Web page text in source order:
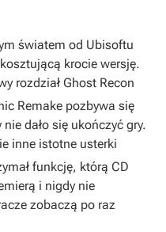
światem od Ubisoftu
krocie wersję.
rozdział Ghost Recon
Remake pozbywa się
dało się ukończyć gry.
inne istotne usterki
funkcję, którą CD
i nigdy nie
zobaczą po raz